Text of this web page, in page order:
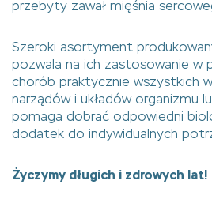
przebyty zawał mięśnia
Szeroki asortyment
pozwala na ich zastosowanie w
chorób praktycznie wszystkich
narządów i układów organizmu
pomaga dobrać odpowiedni
dodatek do indywidualnych
Życzymy długich i zdrowych lat!